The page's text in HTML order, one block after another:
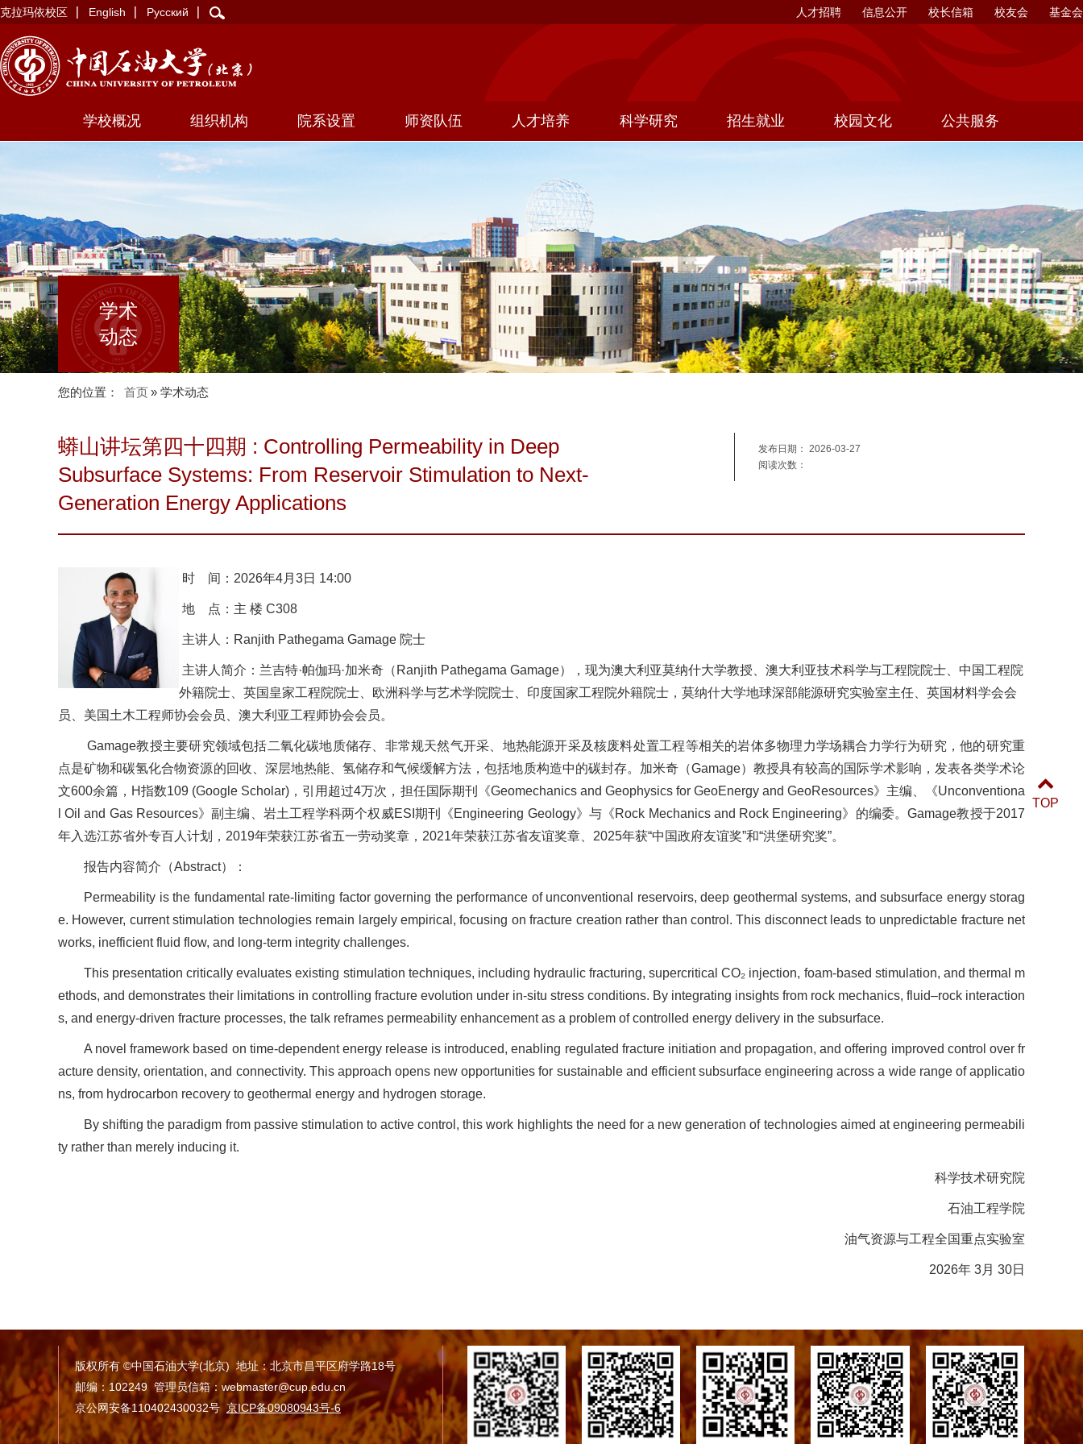
克拉玛依校区 English Русский 人才招聘 信息公开 校长信箱 校友会 基金会
学校概况 组织机构 院系设置 师资队伍 人才培养 科学研究 招生就业 校园文化 公共服务
学术
动态
您的位置： 首页» 学术动态
蟒山讲坛第四十四期 : Controlling Permeability in Deep
Subsurface Systems: From Reservoir Stimulation to Next-
Generation Energy Applications
发布日期： 2026-03-27
阅读次数：
时 间 ：2026年4月3日 14:00
地 点 ：主 楼 C308
主讲人 ：Ranjith Pathegama Gamage 院士
主讲人简介 ：兰吉特·帕伽玛·加米奇（Ranjith Pathegama Gamage），现为澳大利亚莫纳什大学教授、澳大利亚技术科学与工程院院士、中国工程院
外籍院士、英国皇家工程院院士、欧洲科学与艺术学院院士、印度国家工程院外籍院士，莫纳什大学地球深部能源研究实验室主任、英国材料学会会
员、美国土木工程师协会会员、澳大利亚工程师协会会员。
Gamage教授主要研究领域包括二氧化碳地质储存、非常规天然气开采、地热能源开采及核废料处置工程等相关的岩体多物理力学场耦合力学行为研究，他的研究重
点是矿物和碳氢化合物资源的回收、深层地热能、氢储存和气候缓解方法，包括地质构造中的碳封存。加米奇（Gamage）教授具有较高的国际学术影响，发表各类学术论
文600余篇，H指数109 (Google Scholar)，引用超过4万次，担任国际期刊《Geomechanics and Geophysics for GeoEnergy and GeoResources》主编、《Unconventiona
l Oil and Gas Resources》副主编、岩土工程学科两个权威ESI期刊《Engineering Geology》与《Rock Mechanics and Rock Engineering》的编委。Gamage教授于2017
年入选江苏省外专百人计划，2019年荣获江苏省五一劳动奖章，2021年荣获江苏省友谊奖章、2025年获“中国政府友谊奖”和“洪堡研究奖”。
报告内容简介（Abstract）：
Permeability is the fundamental rate-limiting factor governing the performance of unconventional reservoirs, deep geothermal systems, and subsurface energy storag
e. However, current stimulation technologies remain largely empirical, focusing on fracture creation rather than control. This disconnect leads to unpredictable fracture net
works, inefficient fluid flow, and long-term integrity challenges.
This presentation critically evaluates existing stimulation techniques, including hydraulic fracturing, supercritical CO₂ injection, foam-based stimulation, and thermal m
ethods, and demonstrates their limitations in controlling fracture evolution under in-situ stress conditions. By integrating insights from rock mechanics, fluid–rock interaction
s, and energy-driven fracture processes, the talk reframes permeability enhancement as a problem of controlled energy delivery in the subsurface.
A novel framework based on time-dependent energy release is introduced, enabling regulated fracture initiation and propagation, and offering improved control over fr
acture density, orientation, and connectivity. This approach opens new opportunities for sustainable and efficient subsurface engineering across a wide range of applicatio
ns, from hydrocarbon recovery to geothermal energy and hydrogen storage.
By shifting the paradigm from passive stimulation to active control, this work highlights the need for a new generation of technologies aimed at engineering permeabili
ty rather than merely inducing it.
科学技术研究院
石油工程学院
油气资源与工程全国重点实验室
2026年 3月 30日
版权所有 ©中国石油大学(北京) 地址：北京市昌平区府学路18号
邮编：102249 管理员信箱：webmaster@cup.edu.cn
京公网安备110402430032号 京ICP备09080943号-6
TOP